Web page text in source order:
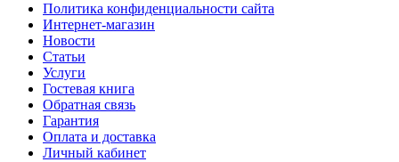
Политика конфиденциальности сайта
Интернет-магазин
Новости
Статьи
Услуги
Гостевая книга
Обратная связь
Гарантия
Оплата и доставка
Личный кабинет